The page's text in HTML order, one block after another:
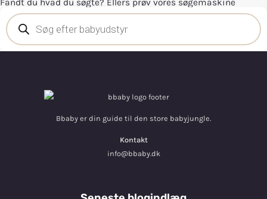
Fandt du hvad du søgte? Ellers prøv vores søgemaskine
Bbaby er din guide til den store babyjungle.
Kontakt
info@bbaby.dk